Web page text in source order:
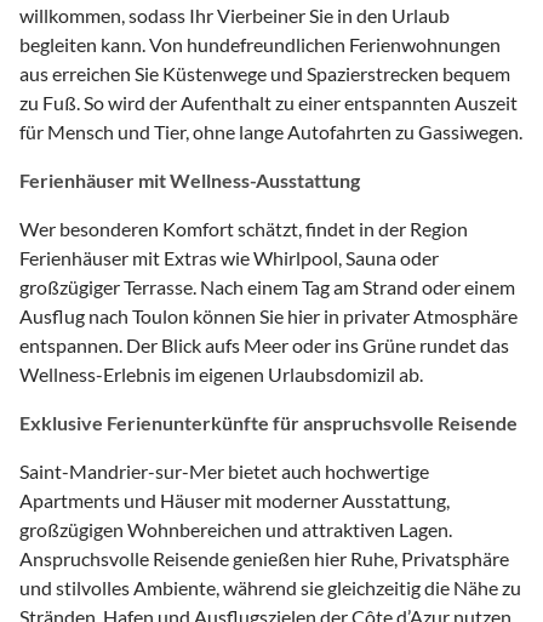
willkommen, sodass Ihr Vierbeiner Sie in den Urlaub
begleiten kann. Von hundefreundlichen Ferienwohnungen
aus erreichen Sie Küstenwege und Spazierstrecken bequem
zu Fuß. So wird der Aufenthalt zu einer entspannten Auszeit
für Mensch und Tier, ohne lange Autofahrten zu Gassiwegen.
Ferienhäuser mit Wellness-Ausstattung
Wer besonderen Komfort schätzt, findet in der Region
Ferienhäuser mit Extras wie Whirlpool, Sauna oder
großzügiger Terrasse. Nach einem Tag am Strand oder einem
Ausflug nach Toulon können Sie hier in privater Atmosphäre
entspannen. Der Blick aufs Meer oder ins Grüne rundet das
Wellness-Erlebnis im eigenen Urlaubsdomizil ab.
Exklusive Ferienunterkünfte für anspruchsvolle Reisende
Saint-Mandrier-sur-Mer bietet auch hochwertige
Apartments und Häuser mit moderner Ausstattung,
großzügigen Wohnbereichen und attraktiven Lagen.
Anspruchsvolle Reisende genießen hier Ruhe, Privatsphäre
und stilvolles Ambiente, während sie gleichzeitig die Nähe zu
Stränden, Hafen und Ausflugszielen der Côte d’Azur nutzen.